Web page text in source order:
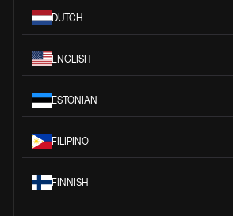
DUTCH
ENGLISH
ESTONIAN
FILIPINO
FINNISH